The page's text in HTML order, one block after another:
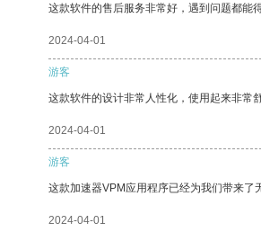
这款软件的售后服务非常好，遇到问题都能
2024-04-01
游客
这款软件的设计非常人性化，使用起来非常舒
2024-04-01
游客
这款加速器VPM应用程序已经为我们带来了
2024-04-01